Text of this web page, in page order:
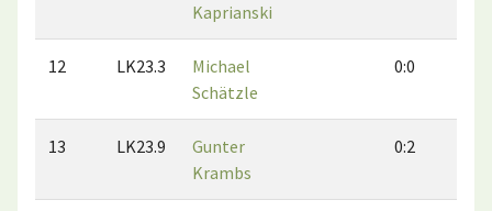
Kaprianski
12 LK23.3
Michael
Schätzle
0:0
13 LK23.9
Gunter
Krambs
0:2